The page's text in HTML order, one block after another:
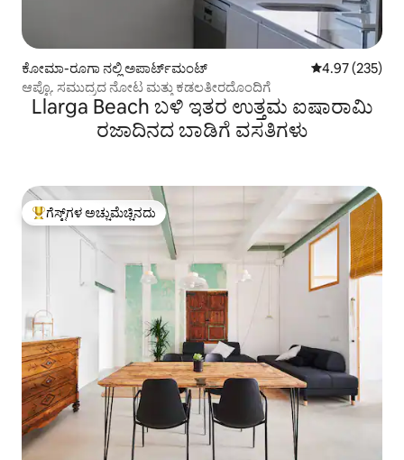
ಕೋಮಾ-ರೂಗಾ ನಲ್ಲಿ ಅಪಾರ್ಟ್‌ಮಂಟ್ 5 ರಲ್ಲಿ 4.97
4.97 (235)
ಆಪ್ಟೊ. ಸಮುದ್ರದ ನೋಟ ಮತ್ತು ಕಡಲತೀರದೊಂದಿಗೆ
Llarga Beach ಬಳಿ ಇತರ ಉತ್ತಮ ಐಷಾರಾಮಿ
ರಜಾದಿನದ ಬಾಡಿಗೆ ವಸತಿಗಳು
ಗೆಸ್ಟ್‌ಗಳಿಗೆ ಅತಿ ಹೆಚ್ಚು ಅಚ್ಚುಮೆಚ್ಚಿನದು
ಗೆಸ್ಟ್‌ಗಳ ಅಚ್ಚುಮೆಚ್ಚಿನದು